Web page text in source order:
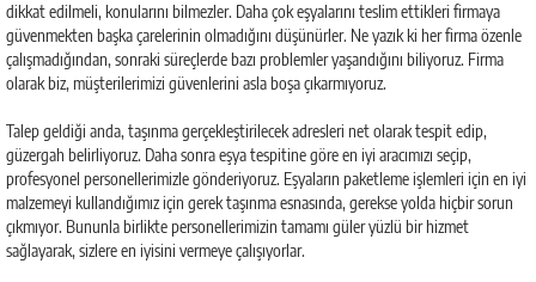
dikkat edilmeli, konularını bilmezler. Daha çok eşyalarını teslim ettikleri firmaya
güvenmekten başka çarelerinin olmadığını düşünürler. Ne yazık ki her firma özenle
çalışmadığından, sonraki süreçlerde bazı problemler yaşandığını biliyoruz. Firma
olarak biz, müşterilerimizi güvenlerini asla boşa çıkarmıyoruz.
Talep geldiği anda, taşınma gerçekleştirilecek adresleri net olarak tespit edip,
güzergah belirliyoruz. Daha sonra eşya tespitine göre en iyi aracımızı seçip,
profesyonel personellerimizle gönderiyoruz. Eşyaların paketleme işlemleri için en iyi
malzemeyi kullandığımız için gerek taşınma esnasında, gerekse yolda hiçbir sorun
çıkmıyor. Bununla birlikte personellerimizin tamamı güler yüzlü bir hizmet
sağlayarak, sizlere en iyisini vermeye çalışıyorlar.